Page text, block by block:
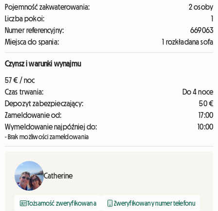
Pojemność zakwaterowania:
2 osoby
Liczba pokoi:
1
Numer referencyjny:
669063
Miejsca do spania:
1 rozkładana sofa
Czynsz i warunki wynajmu
57 € / noc
Czas trwania:
Do 4 noce
Depozyt zabezpieczający:
50 €
Zameldowanie od:
17:00
Wymeldowanie najpóźniej do:
10:00
- Brak możliwości zameldowania
Catherine
Tożsamość zweryfikowana Zweryfikowany numer telefonu